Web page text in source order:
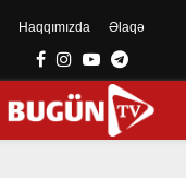
Haqqımızda Əlaqə
Facebook
Instagram
Youtube